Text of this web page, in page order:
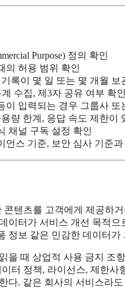
Purpose) 정의 확인
의 허용 범위 확인
록이 몇 일 또는 몇 개월 보
수집, 제3자 공유 여부 확인
입력되는 경우 그룹사
량 한계, 응답 속도 제한이
채널 구독 설정 확인
언스 기준, 보안 심사 기준
텐츠를 고객에게 제공하
이터가 서비스 개선 목적
정보 같은 민감한 데이터
을 때 상업적 사용 금지 조
터 정책, 라이선스, 제한
다. 같은 회사의 서비스라